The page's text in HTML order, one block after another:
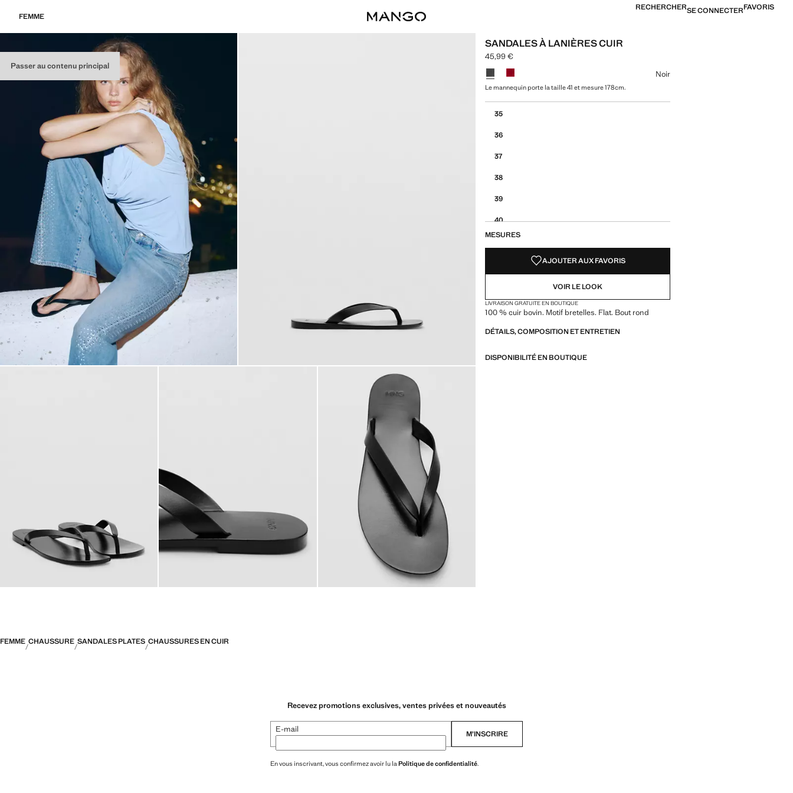
Passer au contenu principal
FEMME
RECHERCHERSE CONNECTERFAVORIS
SANDALES À LANIÈRES CUIR
Prix actuel [45,99 € ]
45,99 €
Choisissez une couleur
Noir
Le mannequin porte la taille 41 et mesure 178cm.
35
36
37
38
39
40
MESURES
AJOUTER AUX FAVORIS
VOIR LE LOOK
LIVRAISON GRATUITE EN BOUTIQUE
100 % cuir bovin. Motif bretelles. Flat. Bout rond
DÉTAILS, COMPOSITION ET ENTRETIEN
DISPONIBILITÉ EN BOUTIQUE
FEMME CHAUSSURE SANDALES PLATES CHAUSSURES EN CUIR
Recevez promotions exclusives, ventes privées et nouveautés
E-mail M’INSCRIRE
En vous inscrivant, vous confirmez avoir lu laPolitique de confidentialité.